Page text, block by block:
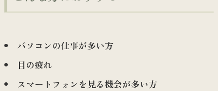
パソコンの仕事が多い方
目の疲れ
スマートフォンを見る機会が多い方